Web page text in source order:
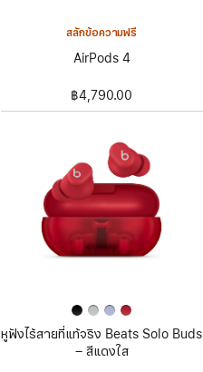
สลักข้อความฟรี
AirPods 4
฿4,790.00
หูฟังไร้สายที่แท้จริง Beats Solo Buds
– สี⁠แดงใส